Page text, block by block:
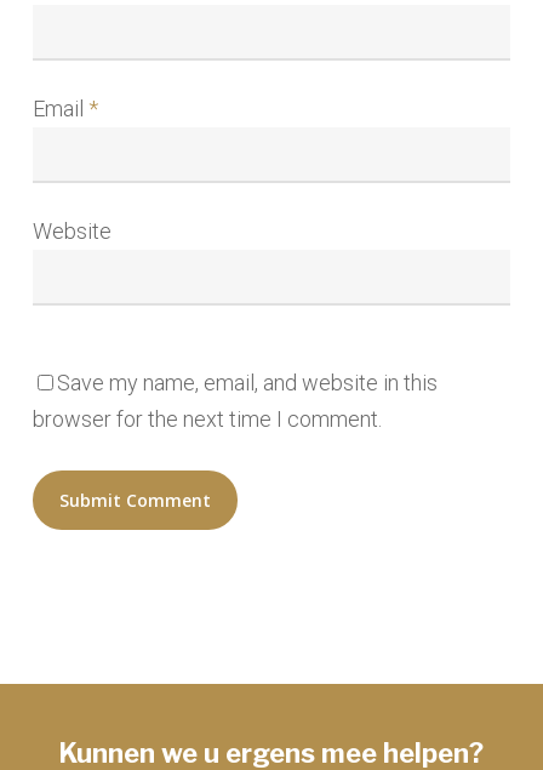
Email *
Website
Save my name, email, and website in this
browser for the next time I comment.
Kunnen we u ergens mee helpen?